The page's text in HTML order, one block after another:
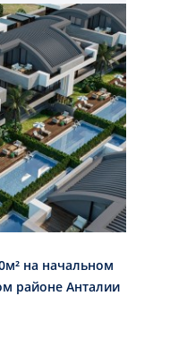
на начальном
районе Анталии